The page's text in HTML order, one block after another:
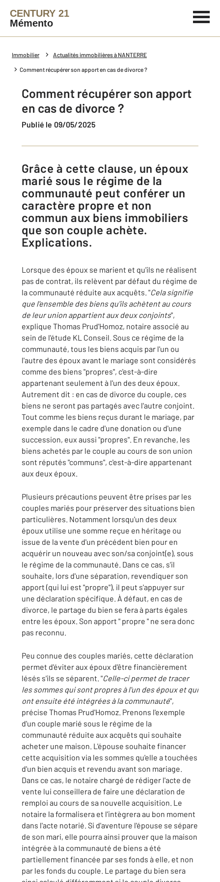
CENTURY 21
Mémento
Immobilier Actualités immobilières à NANTERRE
Comment récupérer son apport en cas de divorce ?
Comment récupérer son apport
en cas de divorce ?
Publié le 09/05/2025
Grâce à cette clause, un époux
marié sous le régime de la
communauté peut conférer un
caractère propre et non
commun aux biens immobiliers
que son couple achète.
Explications.
Lorsque des époux se marient et qu'ils ne réalisent
pas de contrat, ils relèvent par défaut du régime de
la communauté réduite aux acquêts. "Cela signifie
que l'ensemble des biens qu'ils achètent au cours
de leur union appartient aux deux conjoints",
explique Thomas Prud'Homoz, notaire associé au
sein de l'étude KL Conseil. Sous ce régime de la
communauté, tous les biens acquis par l'un ou
l'autre des époux avant le mariage sont considérés
comme des biens "propres", c'est-à-dire
appartenant seulement à l'un des deux époux.
Autrement dit : en cas de divorce du couple, ces
biens ne seront pas partagés avec l'autre conjoint.
Tout comme les biens reçus durant le mariage, par
exemple dans le cadre d'une donation ou d'une
succession, eux aussi "propres". En revanche, les
biens achetés par le couple au cours de son union
sont réputés "communs", c'est-à-dire appartenant
aux deux époux.
Plusieurs précautions peuvent être prises par les
couples mariés pour préserver des situations bien
particulières. Notamment lorsqu'un des deux
époux utilise une somme reçue en héritage ou
issue de la vente d'un précédent bien pour en
acquérir un nouveau avec son/sa conjoint(e), sous
le régime de la communauté. Dans ce cas, s'il
souhaite, lors d'une séparation, revendiquer son
apport (qui lui est "propre"), il peut s'appuyer sur
une déclaration spécifique. À défaut, en cas de
divorce, le partage du bien se fera à parts égales
entre les époux. Son apport " propre " ne sera donc
pas reconnu.
Peu connue des couples mariés, cette déclaration
permet d'éviter aux époux d'être financièrement
lésés s'ils se séparent. "Celle-ci permet de tracer
les sommes qui sont propres à l'un des époux et qui
ont ensuite été intégrées à la communauté",
précise Thomas Prud'Homoz. Prenons l'exemple
d'un couple marié sous le régime de la
communauté réduite aux acquêts qui souhaite
acheter une maison. L'épouse souhaite financer
cette acquisition via les sommes qu'elle a touchées
d'un bien acquis et revendu avant son mariage.
Dans ce cas, le notaire chargé de rédiger l'acte de
vente lui conseillera de faire une déclaration de
remploi au cours de sa nouvelle acquisition. Le
notaire la formalisera et l'intègrera au bon moment
dans l'acte notarié. Si d'aventure l'épouse se sépare
de son mari, elle pourra ainsi prouver que la maison
intégrée à la communauté de biens a été
partiellement financée par ses fonds à elle, et non
par les fonds du couple. Le partage du bien sera